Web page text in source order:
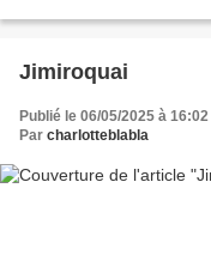
Jimiroquai
Publié le 06/05/2025 à 16:02
Par charlotteblabla